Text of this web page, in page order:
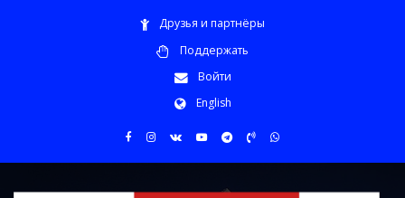
Друзья и партнёры
Поддержать
Войти
English